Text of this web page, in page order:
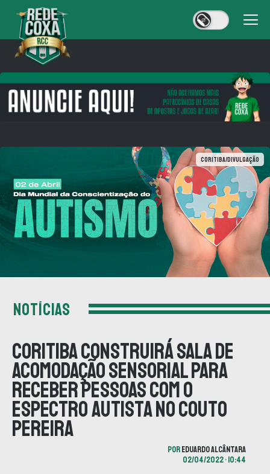
Coritiba/Divulgação
NOTÍCIAS
Coritiba construirá Sala de
Acomodação Sensorial para
receber pessoas com o
espectro autista no Couto
Pereira
POREDUARDO ALCÂNTARA
02/04/2022 • 10:44